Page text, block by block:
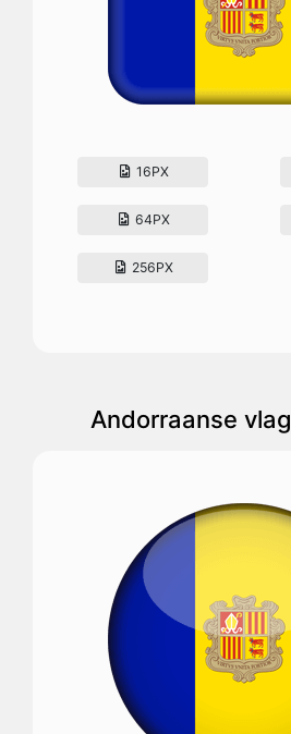
16PX
64PX
256PX
Andorraanse vlag